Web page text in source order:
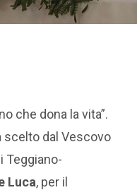
che dona la vita”.
scelto dal Vescovo
Teggiano-
Luca, per il